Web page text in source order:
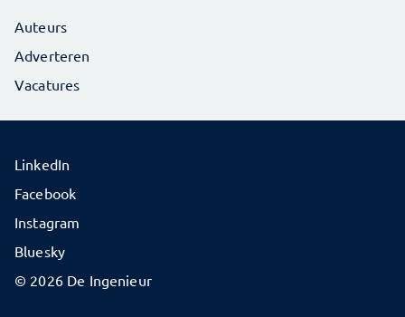
Auteurs
Adverteren
Vacatures
© 2026 De Ingenieur
LinkedIn
Facebook
Instagram
Bluesky